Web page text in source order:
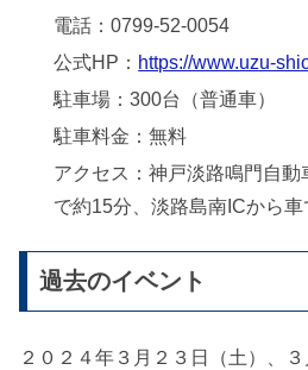
電話：0799-52-0054
公式HP： https://www.uzu-
駐車場：300台（普通車）
駐車料金：無料
アクセス：神戸淡路鳴門自
で約15分、淡路島南ICから車
過去のイベント
２０２４年３月２３日（土）、